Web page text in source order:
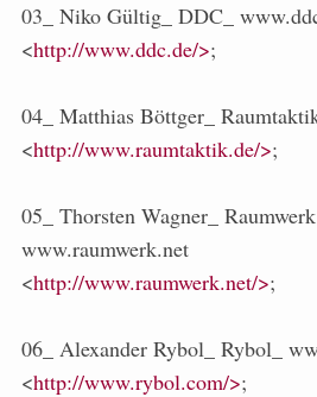
03_ Niko Gültig_ DDC_
<http://www.ddc.de/>;
04_ Matthias Böttger_
<http://www.raumtaktik.de/>;
05_ Thorsten Wagner_
www.raumwerk.net
<http://www.raumwerk.net/>;
06_ Alexander Rybol_ Rybol_
<http://www.rybol.com/>;